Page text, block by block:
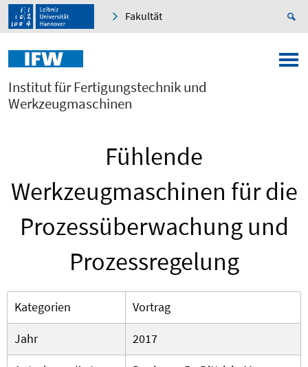
Fakultät
Institut für Fertigungstechnik und
Werkzeugmaschinen
Fühlende
Werkzeugmaschinen für die
Prozessüberwachung und
Prozessregelung
Kategorien
Vortrag
Jahr
2017